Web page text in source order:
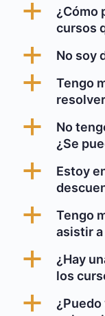
a
¿Cómo
cursos
a No soy
a
Tengo
a
No
¿Se
a
Estoy
a
Tengo
asistir
a
¿Hay
los
a